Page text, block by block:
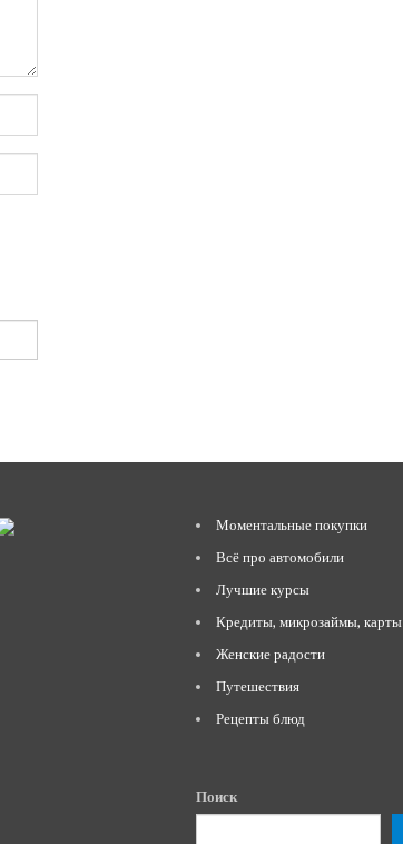
Моментальные покупки
Всё про автомобили
Лучшие курсы
Кредиты, микрозаймы, карты
Женские радости
Путешествия
Рецепты блюд
Поиск